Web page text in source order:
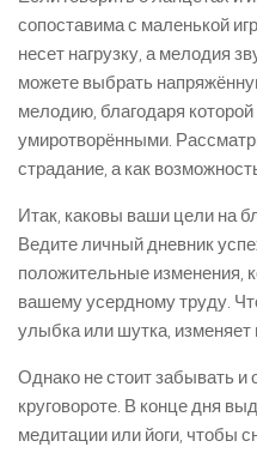
сопоставима с маленькой
несет нагрузку, а мелодия
можете выбрать
мелодию, благодаря
умиротворёнными.
страдание, а как
Итак, каковы ваши цели на
Ведите личный дневник
положительные изменения,
вашему усердному труду.
улыбка или шутка, изменяет
Однако не стоит забывать и
круговороте. В конце дня
медитации или йоги, чтобы